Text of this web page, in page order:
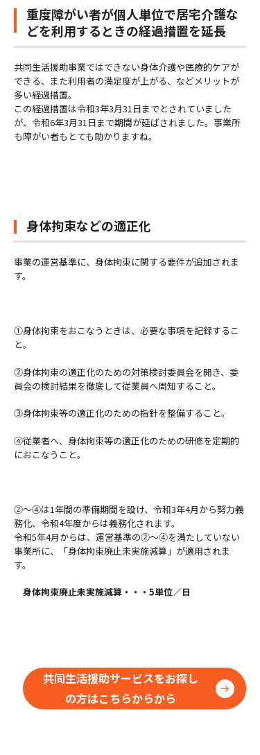
重度障がい者が個人単位で居宅介護な
どを利用するときの経過措置を延長
共同生活援助事業ではできない身体介護や医療的ケアが
できる、また利用者の満足度が上がる、などメリットが
多い経過措置。
この経過措置は令和3年3月31日までとされていました
が、令和6年3月31日まで期間が延ばされました。事業所
も障がい者もとても助かりますね。
身体拘束などの適正化
事業の運営基準に、身体拘束に関する要件が追加されま
す。
①身体拘束をおこなうときは、必要な事項を記録するこ
と。
②身体拘束の適正化のための対策検討委員会を開き、委
員会の検討結果を徹底して従業員へ周知すること。
③身体拘束等の適正化のための指針を整備すること。
④従業者へ、身体拘束等の適正化のための研修を定期的
におこなうこと。
②～④は1年間の準備期間を設け、令和3年4月から努力義
務化、令和4年度からは義務化されます。
令和5年4月からは、運営基準の②～④を満たしていない
事業所に、「身体拘束廃止未実施減算」が適用されま
す。
身体拘束廃止未実施減算・・・5単位／日
共同生活援助サービスをお探し
の方はこちらからから